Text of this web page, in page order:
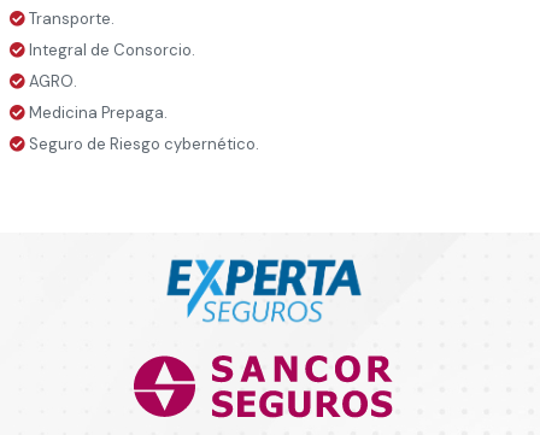
Transporte.
Integral de Consorcio.
AGRO.
Medicina Prepaga.
Seguro de Riesgo cybernético.